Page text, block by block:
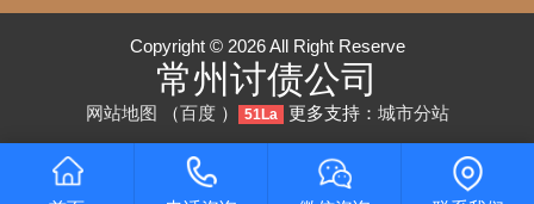
Copyright © 2026 All Right Reserve
常州讨债公司
网站地图 （百度） 51La 更多支持： 城市分站